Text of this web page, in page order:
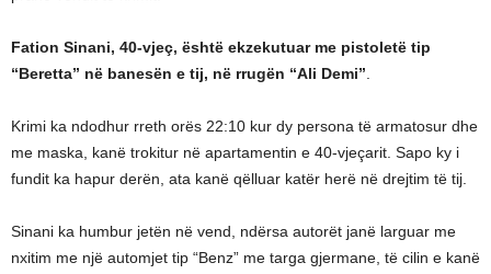
Fation Sinani, 40-vjeç, është ekzekutuar me pistoletë tip
“Beretta” në banesën e tij, në rrugën “Ali Demi”
Krimi ka ndodhur rreth orës 22:10 kur dy persona të armatosur dhe
me maska, kanë trokitur në apartamentin e 40-vjeçarit. Sapo ky i
fundit ka hapur derën, ata kanë qëlluar katër herë në drejtim të tij.
Sinani ka humbur jetën në vend, ndërsa autorët janë larguar me
nxitim me një automjet tip “Benz” me targa gjermane, të cilin e kanë